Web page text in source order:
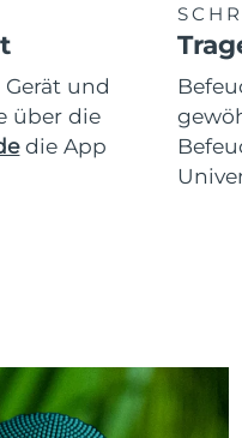
und
über die
die App